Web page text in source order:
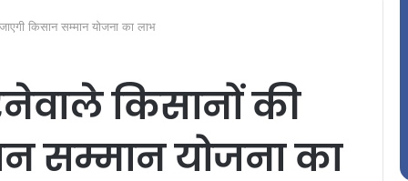
किसान सम्मान योजना का लाभ
किसानों की
सम्मान योजना का